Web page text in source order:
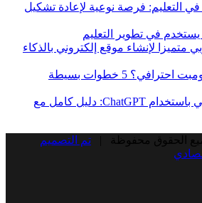
في التعليم: فرصة نوعية لإعادة تشكيل
يستخدم في تطوير التعليم
لإنشاء موقع إلكتروني بالذكاء
كيف تكتب أول برومبت احترافي؟ 5 خطوات بسيطة
شرح الكود البرمجي باستخدام ChatGPT: دليل كامل مع
تم التصميم